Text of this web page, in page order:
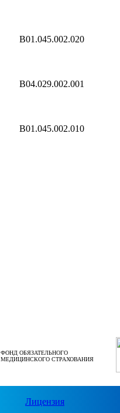
B01.045.002.020
B04.029.002.001
B01.045.002.010
ФОНД ОБЯЗАТЕЛЬНОГО
МЕДИЦИНСКОГО СТРАХОВАНИЯ
Лицензия